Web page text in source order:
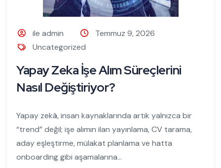
ile admin
Temmuz 9, 2026
Uncategorized
Yapay Zeka İşe Alım Süreçlerini
Nasıl Değiştiriyor?
Yapay zekâ, insan kaynaklarında artık yalnızca bir
“trend” değil; işe alımın ilan yayınlama, CV tarama,
aday eşleştirme, mülakat planlama ve hatta
onboarding gibi aşamalarına...